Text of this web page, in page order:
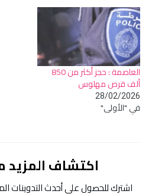
العاصمة : حجز أكثر من 850
ألف قرص مهلوس
28/02/2026
في "الأولى"
اكتشاف المزيد
اشترك للحصول على أحدث التدوينات